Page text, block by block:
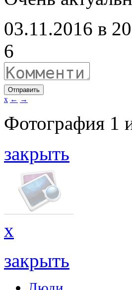
03.11.2016 в
6
Отправить
x ← →
Фотография 1
закрыть
x
закрыть